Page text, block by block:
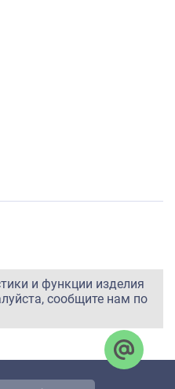
и функции изделия
сообщите нам по